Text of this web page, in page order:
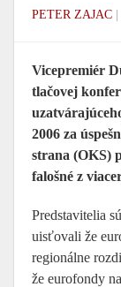
PETER ZAJAC
Vicepremiér
tlačovej
2006 za
strana (OKS)
falošné z
Predstavitelia
uisťovali že
regionálne
že eurofondy